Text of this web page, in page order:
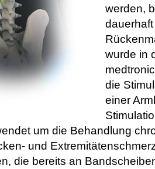
werden,
wurde in
die
einer
um die Behandlung
und
die bereits an